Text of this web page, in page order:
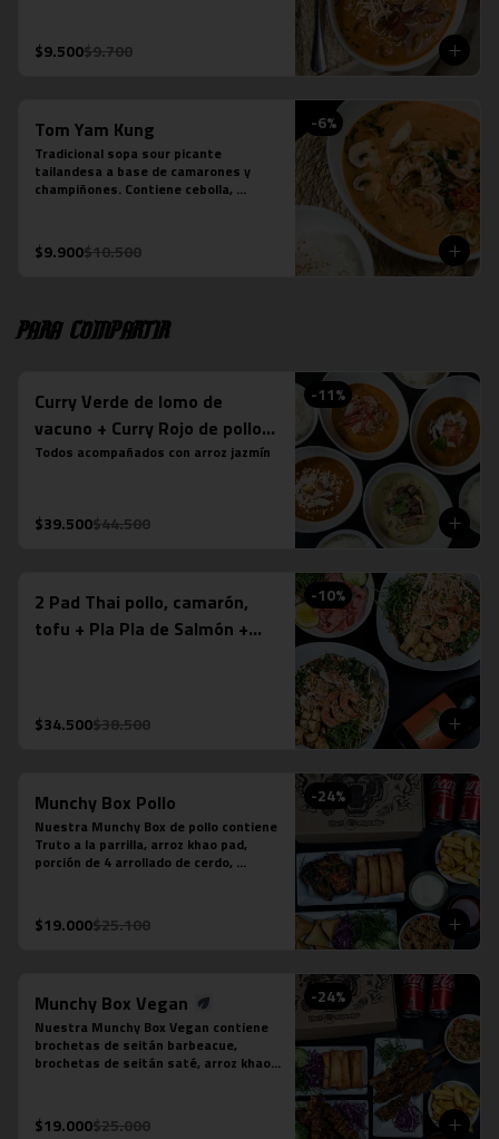
de tocino, cilantro, repollo cocido,
cebolla morada, fideos de huevo y
$9.500$9.700
-6%
Tom Yam Kung
Tradicional sopa sour picante
tailandesa a base de camarones y
champiñones. Contiene cebolla,
$9.900$10.500
Para compartir
-11%
Curry Verde de lomo de
vacuno + Curry Rojo de pollo +
Curry Panang + Curry
Todos acompañados con arroz jazmín
$39.500$44.500
-10%
2 Pad Thai pollo, camarón,
tofu + Pla Pla de Salmón +
$34.500$38.500
-24%
Munchy Box Pollo
Nuestra Munchy Box de pollo contiene
Truto a la parrilla, arroz khao pad,
porción de 4 arrollado de cerdo,
lata a tu elección.
$19.000$25.100
-24%
Munchy Box Vegan
Nuestra Munchy Box Vegan contiene
brochetas de seitán barbeacue,
brochetas de seitán saté, arroz khao
bebidas en lata a tu elección.
$19.000$25.000